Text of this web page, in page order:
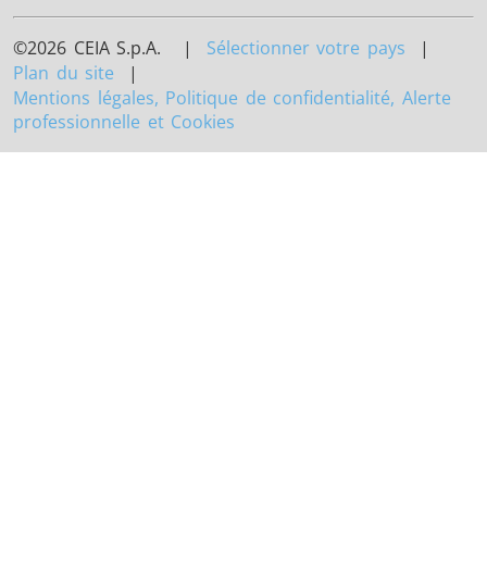
©2026 CEIA S.p.A. | Sélectionner votre pays |
Plan du site |
Mentions légales, Politique de confidentialité, Alerte
professionnelle et Cookies